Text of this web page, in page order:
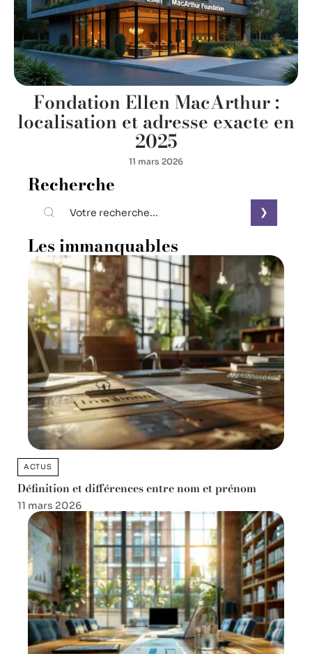
Fondation Ellen MacArthur :
localisation et adresse exacte en
2025
11 mars 2026
Recherche
Les immanquables
ACTUS
Définition et différences entre nom et prénom
11 mars 2026